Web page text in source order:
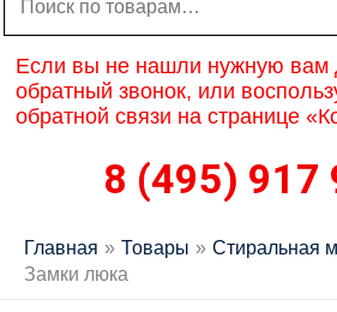
Если вы не нашли нужную вам
обратный звонок, или
обратной связи на странице
8 (495) 917
Главная Товары
Стиральная
Замки люка